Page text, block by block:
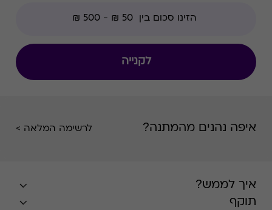
לקנייה
איפה נהנים מהמתנה? לרשימה המלאה >
איך לממש?
תוקף